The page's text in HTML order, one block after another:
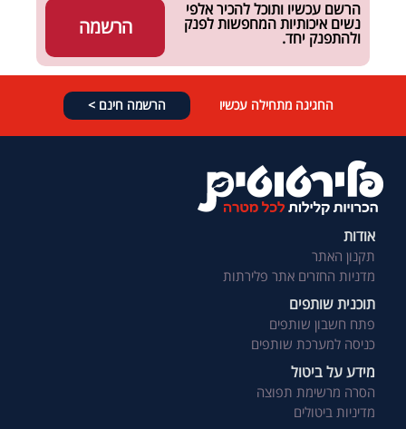
הרשמה
הרשם עכשיו ותוכל להכיר אלפי
נשים איכותיות המחפשות לפנק
ולהתפנק יחד.
החגיגה מתחילה עכשיו הרשמה חינם >
אודות
תקנון האתר
מדניות החזרים אתר פלירתות
תוכנית שותפים
פתח חשבון שותפים
כניסה למערכת שותפים
מידע על ביטול
הסרה מרשימת תפוצה
מדיניות ביטולים